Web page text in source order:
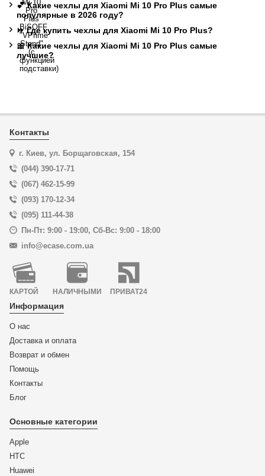
💕 Какие чехлы для Xiaomi Mi 10 Pro Plus самые
популярные в 2026 году?
⏩ Где купить чехлы для Xiaomi Mi 10 Pro Plus?
🎀 Какие чехлы для Xiaomi Mi 10 Pro Plus самые
лучшие?
Контакты
г. Киев, ул. Борщаговская, 154
(044) 390-17-71
(067) 462-15-99
(093) 170-12-34
(095) 111-44-38
Пн-Пт: 9:00 - 19:00, Сб-Вс: 9:00 - 18:00
info@ecase.com.ua
КАРТОЙ НАЛИЧНЫМИ ПРИВАТ24
Информация
О нас
Доставка и оплата
Возврат и обмен
Помощь
Контакты
Блог
Основные категории
Apple
HTC
Huawei